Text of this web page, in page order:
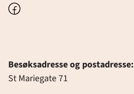
Facebook
Besøksadresse og postadresse:
St Mariegate 71